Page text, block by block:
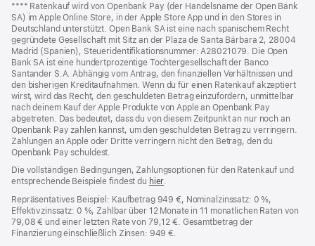
Fußnote
**** Ratenkauf wird von Openbank Pay (der Handelsname der Open Bank
SA) im Apple Online Store, in der Apple Store App und in den Stores in
Deutschland unterstützt. Open Bank SA ist eine nach spanischem Recht
gegründete Gesellschaft mit Sitz an der Plaza de Santa Bárbara 2, 28004
Madrid (Spanien), Steueridentifikationsnummer: A28021079. Die Open
Bank SA ist eine hundertprozentige Tochtergesellschaft der Banco
Santander S.A. Abhängig vom Antrag, den finanziellen Verhältnissen und
den bisherigen Kreditaufnahmen. Wenn du für einen Ratenkauf akzeptiert
wirst, wird das Recht, den geschuldeten Betrag einzufordern, unmittelbar
nach deinem Kauf der Apple Produkte von Apple an Openbank Pay
abgetreten. Das bedeutet, dass du von diesem Zeitpunkt an nur noch an
Openbank Pay zahlen kannst, um den geschuldeten Betrag zu verringern.
Zahlungen an Apple oder Dritte verringern nicht den Betrag, den du
Openbank Pay schuldest.
Die vollständigen Bedingungen, Zahlungsoptionen für den Ratenkauf und
entsprechende Beispiele findest du hier(Öffnet
neues
Fenster)
.
Repräsentatives Beispiel: Kaufbetrag 949 €, Nominalzinssatz: 0 %,
Effektivzinssatz: 0 %, Zahlbar über 12 Monate in 11 monatlichen Raten von
79,08 € und einer letzten Rate von 79,12 €. Gesamtbetrag der
Finanzierung einschließlich Zinsen: 949 €.